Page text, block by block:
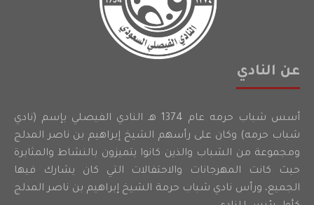
عن النادي
أسس شباب حرمه عام 1374 هـ النادي الفيصلي بإسم (نادي
شباب حرمه) وكان على رأسهم الشيخ إبراهيم بن ناصر المدلج
ومجموعة من الشباب والذين كانوا يتميزون بالنشاط والمثابرة
حيث كانت المهرجانات والاحتفالات التي كان يشارك فيها
الجميع، ورأس نادي شباب حرمة الشيخ إبراهيم بن ناصر المدلج